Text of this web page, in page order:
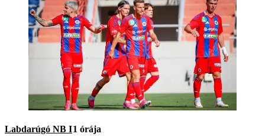
Labdarúgó NB I1 órája